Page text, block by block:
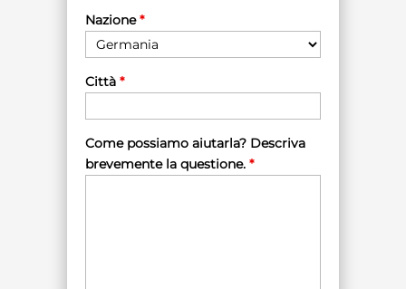
Nazione*
Città *
Come possiamo aiutarla? Descriva
brevemente la questione. *